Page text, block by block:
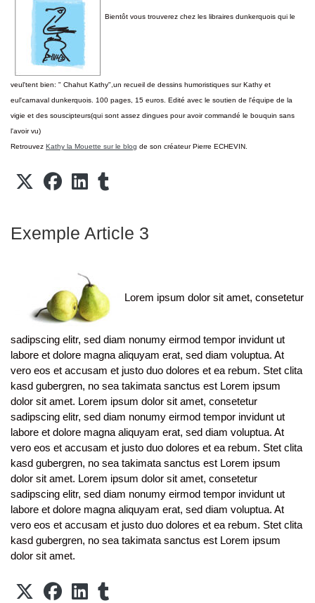
Bientôt vous trouverez chez les libraires dunkerquois qui le
veul'tent bien: " Chahut Kathy",un recueil de dessins humoristiques sur Kathy et
eul'carnaval dunkerquois. 100 pages, 15 euros. Edité avec le soutien de l'équipe de la
vigie et des souscipteurs(qui sont assez dingues pour avoir commandé le bouquin sans
l'avoir vu)
Retrouvez Kathy la Mouette sur le blog de son créateur Pierre ECHEVIN.
Exemple Article 3
Lorem ipsum dolor sit amet, consetetur
sadipscing elitr, sed diam nonumy eirmod tempor invidunt ut
labore et dolore magna aliquyam erat, sed diam voluptua. At
vero eos et accusam et justo duo dolores et ea rebum. Stet clita
kasd gubergren, no sea takimata sanctus est Lorem ipsum
dolor sit amet. Lorem ipsum dolor sit amet, consetetur
sadipscing elitr, sed diam nonumy eirmod tempor invidunt ut
labore et dolore magna aliquyam erat, sed diam voluptua. At
vero eos et accusam et justo duo dolores et ea rebum. Stet clita
kasd gubergren, no sea takimata sanctus est Lorem ipsum
dolor sit amet. Lorem ipsum dolor sit amet, consetetur
sadipscing elitr, sed diam nonumy eirmod tempor invidunt ut
labore et dolore magna aliquyam erat, sed diam voluptua. At
vero eos et accusam et justo duo dolores et ea rebum. Stet clita
kasd gubergren, no sea takimata sanctus est Lorem ipsum
dolor sit amet.